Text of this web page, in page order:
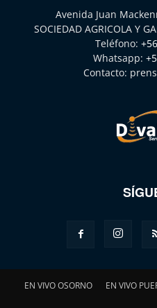
Avenida Juan
SOCIEDAD AGRICOLA Y
Teléfono:
Whatsapp:
Contacto:
EN VIVO OSORNO EN VIVO